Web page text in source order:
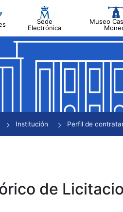
Sede
Electrónica
Museo
Ocultar
Ocultar
Ocultar
Institución Perfil de
de